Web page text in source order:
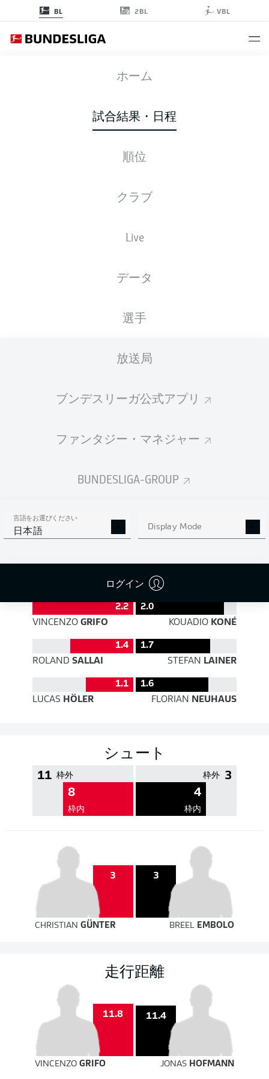
BL 2BL VBL
ホーム
試合結果・日程
順位
クラブ
Live
データ
選手
放送局
ブンデスリーガ公式アプリ
ファンタジー・マネジャー
BUNDESLIGA-GROUP
言語をお選びください
日本語 Display Mode
ログイン
SCF BMG
3 3
スターティングメンバー
1.53
520 328
85 % 成功率 79 %
PASS EFFICIENCY
2.2
2.0
VINCENZO GRIFO KOUADIOKONÉ
1.4
1.7
ROLAND SALLAI STEFAN LAINER
1.1
1.6
LUCAS HÖLER FLORIAN NEUHAUS
シュート
11 枠外
8
枠内
3
枠外
4
枠内
3 3
CHRISTIAN GÜNTER BREEL EMBOLO
走行距離
11.8 11.4
VINCENZO GRIFO JONAS HOFMANN